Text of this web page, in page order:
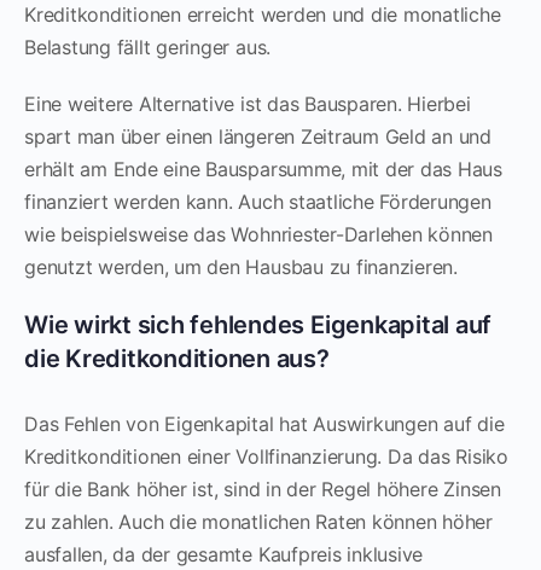
Kreditkonditionen erreicht werden und die monatliche
Belastung fällt geringer aus.
Eine weitere Alternative ist das Bausparen. Hierbei
spart man über einen längeren Zeitraum Geld an und
erhält am Ende eine Bausparsumme, mit der das Haus
finanziert werden kann. Auch staatliche Förderungen
wie beispielsweise das Wohnriester-Darlehen können
genutzt werden, um den Hausbau zu finanzieren.
Wie wirkt sich fehlendes Eigenkapital auf
die Kreditkonditionen aus?
Das Fehlen von Eigenkapital hat Auswirkungen auf die
Kreditkonditionen einer Vollfinanzierung. Da das Risiko
für die Bank höher ist, sind in der Regel höhere Zinsen
zu zahlen. Auch die monatlichen Raten können höher
ausfallen, da der gesamte Kaufpreis inklusive